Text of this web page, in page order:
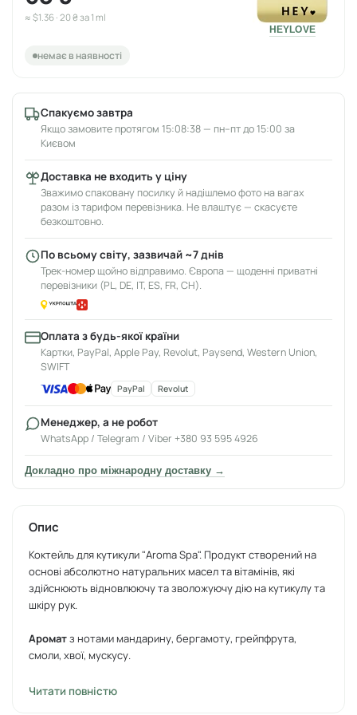
≈ $1.36 · 20 ₴ за 1 ml
HEYLOVE
немає в наявності
Спакуємо завтра
Якщо замовите протягом 15:08:38 — пн–пт до 15:00 за
Києвом
Доставка не входить у ціну
Зважимо спаковану посилку й надішлемо фото на вагах
разом із тарифом перевізника. Не влаштує — скасуєте
безкоштовно.
По всьому світу, зазвичай ~7 днів
Трек-номер щойно відправимо. Європа — щоденні приватні
перевізники (PL, DE, IT, ES, FR, CH).
Оплата з будь-якої країни
Картки, PayPal, Apple Pay, Revolut, Paysend, Western Union,
SWIFT
PayPal Revolut
Менеджер, а не робот
WhatsApp / Telegram / Viber +380 93 595 4926
Докладно про міжнародну доставку →
Опис
Коктейль для кутикули "Aroma Spa". Продукт створений на
основі абсолютно натуральних масел та вітамінів, які
здійснюють відновлюючу та зволожуючу дію на кутикулу та
шкіру рук.
Ароматз нотами мандарину, бергамоту, грейпфрута,
смоли, хвої, мускусу.
Читати повністю